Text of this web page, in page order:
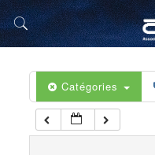
Catégories
5 h 00 min
6 h 00 min
7 h 00 min